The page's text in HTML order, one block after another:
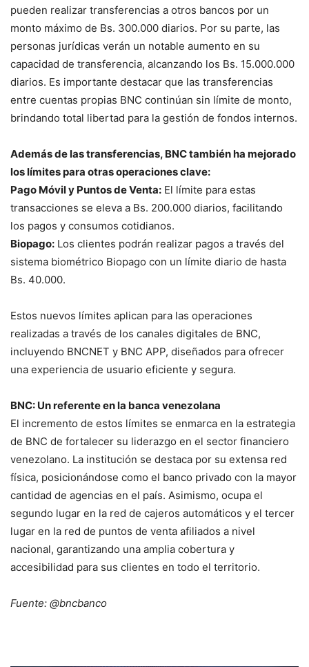
pueden realizar transferencias a otros bancos por un
monto máximo de Bs. 300.000 diarios. Por su parte, las
personas jurídicas verán un notable aumento en su
capacidad de transferencia, alcanzando los Bs. 15.000.000
diarios. Es importante destacar que las transferencias
entre cuentas propias BNC continúan sin límite de monto,
brindando total libertad para la gestión de fondos internos.
Además de las transferencias, BNC también ha mejorado
los límites para otras operaciones clave:
Pago Móvil y Puntos de Venta: El límite para estas
transacciones se eleva a Bs. 200.000 diarios, facilitando
los pagos y consumos cotidianos.
Biopago: Los clientes podrán realizar pagos a través del
sistema biométrico Biopago con un límite diario de hasta
Bs. 40.000.
Estos nuevos límites aplican para las operaciones
realizadas a través de los canales digitales de BNC,
incluyendo BNCNET y BNC APP, diseñados para ofrecer
una experiencia de usuario eficiente y segura.
BNC: Un referente en la banca venezolana
El incremento de estos límites se enmarca en la estrategia
de BNC de fortalecer su liderazgo en el sector financiero
venezolano. La institución se destaca por su extensa red
física, posicionándose como el banco privado con la mayor
cantidad de agencias en el país. Asimismo, ocupa el
segundo lugar en la red de cajeros automáticos y el tercer
lugar en la red de puntos de venta afiliados a nivel
nacional, garantizando una amplia cobertura y
accesibilidad para sus clientes en todo el territorio.
Fuente: @bncbanco